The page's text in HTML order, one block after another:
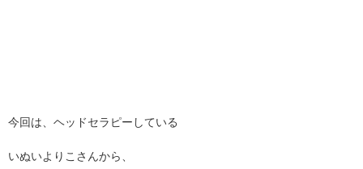
今回は、ヘッドセラピーしている
いぬいよりこさんから、